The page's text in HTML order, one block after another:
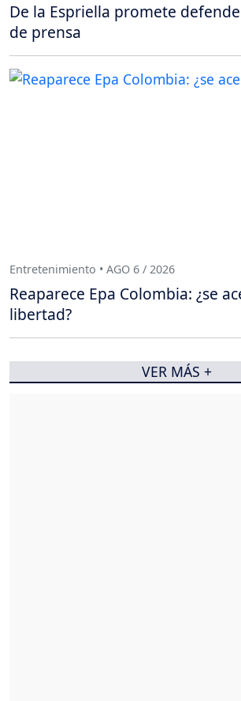
De la Espriella promete
de prensa
Entretenimiento • AGO 6 / 2026
Reaparece Epa Colombia: ¿se
libertad?
VER MÁS +